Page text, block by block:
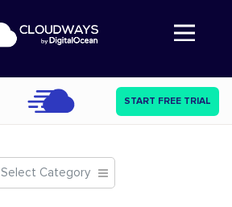
Abre a navegação
START FREE TRIAL
Select Category